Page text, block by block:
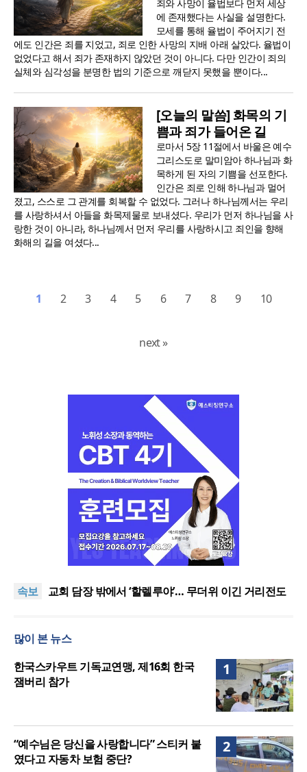
죄와 사망이 율법보다 먼저 세상
에 존재했다는 사실을 설명한다.
모세를 통해 율법이 주어지기 전
에도 인간은 죄를 지었고, 죄로 인한 사망의 지배 아래 살았다. 율법이
없었다고 해서 죄가 존재하지 않았던 것이 아니다. 다만 인간이 죄의
실체와 심각성을 분명한 법의 기준으로 깨닫지 못했을 뿐이다...
[오늘의 말씀] 화목의 기
쁨과 죄가 들어온 길
로마서 5장 11절에서 바울은 예수
그리스도로 말미암아 하나님과 화
목하게 된 자의 기쁨을 선포한다.
인간은 죄로 인해 하나님과 멀어
졌고, 스스로 그 관계를 회복할 수 없었다. 그러나 하나님께서는 우리
를 사랑하셔서 아들을 화목제물로 보내셨다. 우리가 먼저 하나님을 사
랑한 것이 아니라, 하나님께서 먼저 우리를 사랑하시고 죄인을 향해
화해의 길을 여셨다...
1 2 3 4 5 6 7 8 9 10
next »
속보
[오늘의 말씀] 죄의 종에서 의의 종으로
교회 담장 밖에서 ‘할렐루야’… 무더위 이긴 거리전도
교할 것인가?
[오늘의 말씀] 죄의 종에서 의의 종으로
할렐루야대회 둘째 날 집회 “상황 뛰어넘는 믿음”
많이 본 뉴스
1
한국스카우트 기독교연맹, 제16회 한국
잼버리 참가
2
“예수님은 당신을 사랑합니다” 스티커 붙
였다고 자동차 보험 중단?